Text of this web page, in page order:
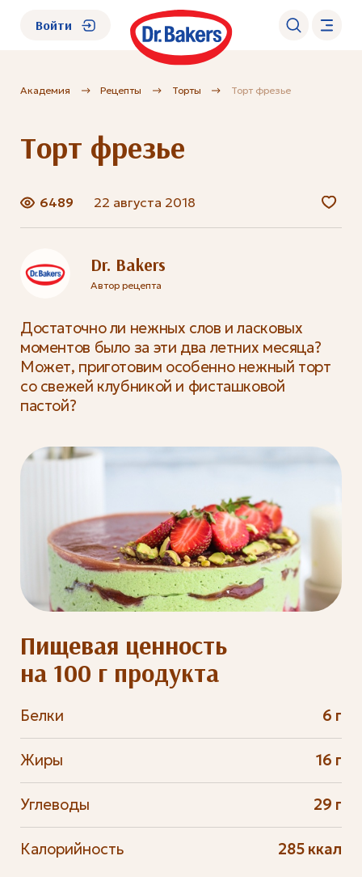
О нас
Каталог
Академия
Войти
Академия Рецепты Торты Торт фрезье
Торт фрезье
6489 22 августа 2018
Dr. Bakers
Автор рецепта
Достаточно ли нежных слов и ласковых
моментов было за эти два летних месяца?
Может, приготовим особенно нежный торт
со свежей клубникой и фисташковой
пастой?
Пищевая ценность
на 100 г продукта
Белки 6 г
Жиры 16 г
Углеводы 29 г
Калорийность 285 ккал